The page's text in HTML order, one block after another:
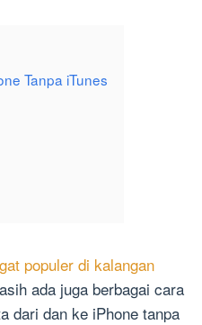
Tanpa iTunes
populer di kalangan
ada juga berbagai cara
dari dan ke iPhone tanpa